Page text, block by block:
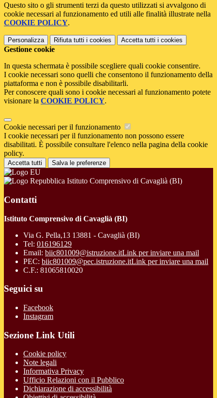
Questo sito o gli strumenti terzi da questo utilizzati si avvalgono di
cookie necessari al funzionamento ed utili alle finalità illustrate nella
COOKIE POLICY.
Personalizza Rifiuta tutti i cookies Accetta tutti i cookies
Gestione cookie
In questa schermata è possibile scegliere quali cookie consentire.
I cookie necessari sono quelli che consentono il funzionamento della
piattaforma e non è possibile disabilitarli.
Per conoscere quali sono i cookie necessari al funzionamento potete
visionare la COOKIE POLICY.
Cookie necessari per il funzionamento
I cookie necessari per il funzionamento non possono essere
disabilitati. È possibile consultare l'elenco nella pagina della cookie
policy.
Accetta tutti Salva le preferenze
Istituto Comprensivo di Cavaglià (BI)
Contatti
Istituto Comprensivo di Cavaglià (BI)
Via G. Pella,13 13881 - Cavaglià (BI)
Tel: 016196129
Email: biic801009@istruzione.itLink per inviare una mail
PEC: biic801009@pec.istruzione.itLink per inviare una mail
C.F.: 81065810020
Seguici su
Facebook
Instagram
Sezione Link Utili
Cookie policy
Note legali
Informativa Privacy
Ufficio Relazioni con il Pubblico
Dichiarazione di accessibilità